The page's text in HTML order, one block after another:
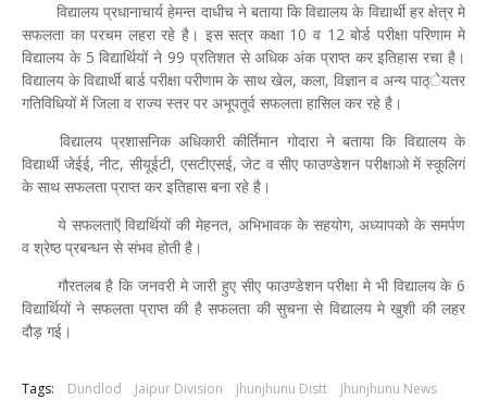
विद्यालय प्रधानाचार्य हेमन्त दाधीच ने बताया कि विद्यालय के विद्यार्थी हर क्षेत्र मे
सफलता का परचम लहरा रहे है। इस सत्र कक्षा 10 व 12 बोर्ड परीक्षा परिणाम मे
विद्यालय के 5 विद्यार्थियों ने 99 प्रतिशत से अधिक अंक प्राप्त कर इतिहास रचा है।
विद्यालय के विद्यार्थी बार्ड परीक्षा परीणाम के साथ खेल, कला, विज्ञान व अन्य पाठ्ेयतर
गतिविधियों में जिला व राज्य स्तर पर अभूपतूर्व सफलता हासिल कर रहे है।
विद्यालय प्रशासनिक अधिकारी कीर्तिमान गोदारा ने बताया कि विद्यालय के
विद्यार्थी जेईई, नीट, सीयूईटी, एसटीएसई, जेट व सीए फाउण्डेशन परीक्षाओ में स्कूलिगं
के साथ सफलता प्राप्त कर इतिहास बना रहे है।
ये सफलताऍ विद्यर्थियों की मेहनत, अभिभावक के सहयोग, अध्यापको के समर्पण
व श्रेष्ठ प्रबन्धन से संभव होती है।
गौरतलब है कि जनवरी मे जारी हुए सीए फाउण्डेशन परीक्षा मे भी विद्यालय के 6
विद्यार्थियों ने सफलता प्राप्त की है सफलता की सुचना से विद्यालय मे खुशी की लहर
दौड़ गई।
Tags: Dundlod Jaipur Division Jhunjhunu Distt
Jhunjhunu News